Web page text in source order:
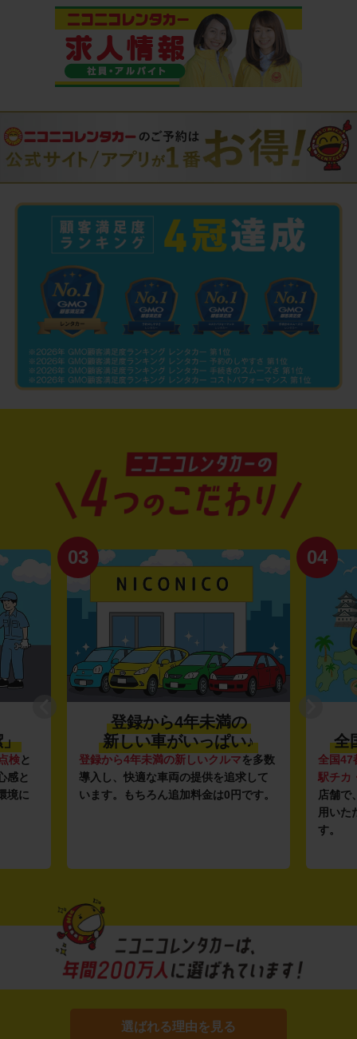
」
検と
感と
境に
03
登録から4年未満の
新しい車がいっぱい♪
登録から4年未満の新しいクルマを多数
導入し、快適な車両の提供を追求して
います。もちろん追加料金は0円です。
04
全
全国47
駅チカ
店舗で
用いた
す。
選ばれる理由を見る